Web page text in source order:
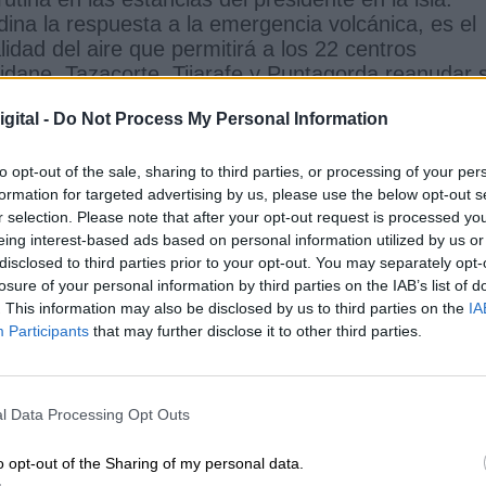
- Do Not Process My Personal Information
opt-out of the sale, sharing to third parties, or processing of your
for targeted advertising by us, please use the below opt-out
selection. Please note that after your opt-out request is processed
interest-based ads based on personal information utilized by us
to third parties prior to your opt-out. You may separately
of your personal information by third parties on the IAB’s list of
This information may also be disclosed by us to third parties on the
Participants that may further disclose it to other third parties.
Data Processing Opt Outs
opt-out of the Sharing of my personal data.
la respuesta a la emergencia volcánica, es el
del aire que permitirá a los 22 centros
Tazacorte, Tijarafe y Puntagorda reanudar
conoce la evolución del 'Cumbre Vieja' cuyos
sino también plantaciones del
sectoren las instalaciones del Palacio Salazar,
resiente y con él uno de los principales filones
Pedro Sánchez Pevolca
RELACIONADAS